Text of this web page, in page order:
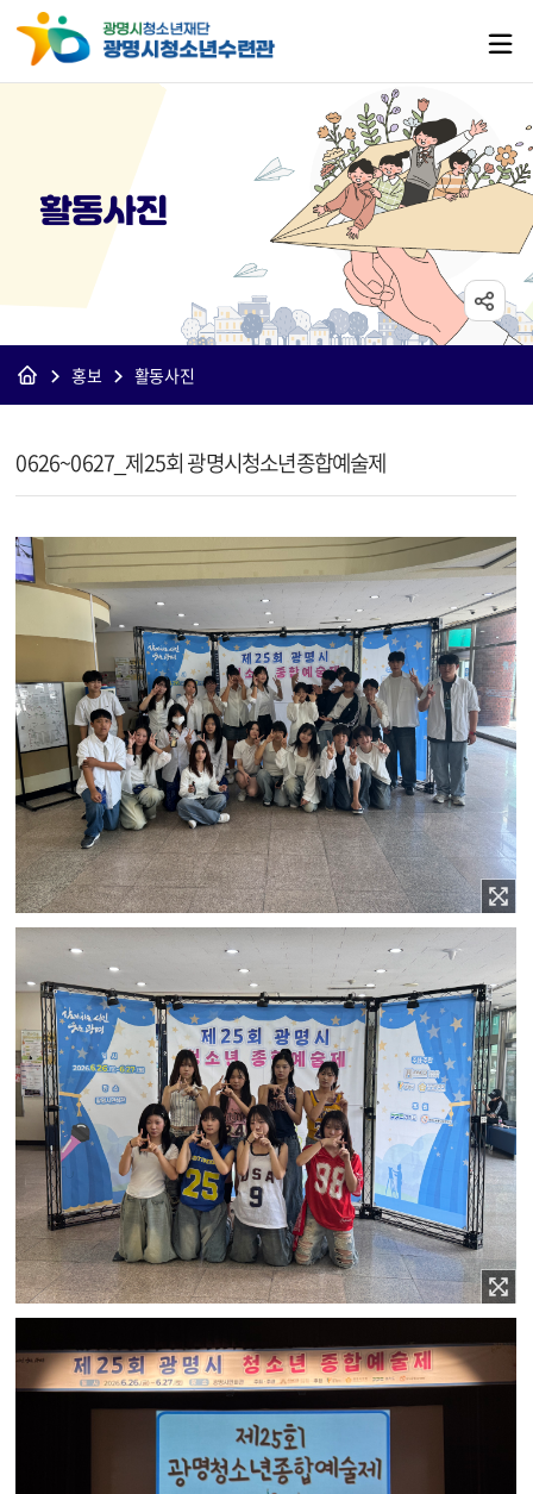
활동사진
홍보 활동사진
0626~0627_제25회 광명시청소년종합예술제
이미지 확대보기
이미지 확대보기